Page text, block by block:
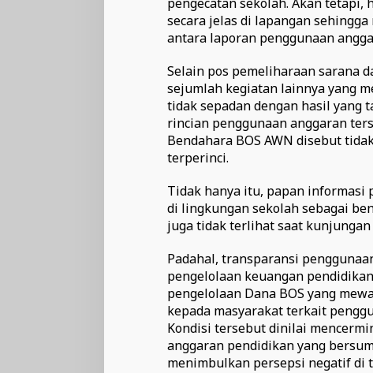
secara jelas di lapangan
antara laporan penggunaan
Selain pos pemeliharaan sarana
sejumlah kegiatan lainnya yang
tidak sepadan dengan hasil yang
rincian penggunaan anggaran
Bendahara BOS AWN disebut
terperinci.
Tidak hanya itu, papan informasi
di lingkungan sekolah sebagai
juga tidak terlihat saat kunjungan
Padahal, transparansi
pengelolaan keuangan
pengelolaan Dana BOS yang
kepada masyarakat terkait
Kondisi tersebut dinilai
anggaran pendidikan yang
menimbulkan persepsi negatif di